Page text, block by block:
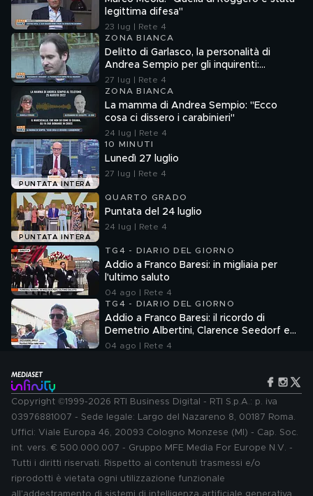
legittima difesa"
23 lug | Rete 4
ZONA BIANCA
Delitto di Garlasco, la personalità di
Andrea Sempio per gli inquirenti:
"Ossessionato e bugiardo"
27 lug | Rete 4
ZONA BIANCA
La mamma di Andrea Sempio: "Ecco
cosa ci dissero i carabinieri"
24 lug | Rete 4
PUNTATA INTERA
10 MINUTI
Lunedì 27 luglio
27 lug | Rete 4
PUNTATA INTERA
QUARTO GRADO
Puntata del 24 luglio
24 lug | Rete 4
TG4 - DIARIO DEL GIORNO
Addio a Franco Baresi: in migliaia per
l'ultimo saluto
04 ago | Rete 4
TG4 - DIARIO DEL GIORNO
Addio a Franco Baresi: il ricordo di
Demetrio Albertini, Clarence Seedorf e
Giovanni Galli
04 ago | Rete 4
Copyright ©1999-2026 RTI Business Digital - RTI S.p.A.: p. iva
03976881007 - Sede legale: Largo del Nazareno 8, 00187 Roma.
Uffici: Viale Europa 46, 20093 Cologno Monzese (MI) - Cap. Soc.
int. vers. € 500.000.007 - Gruppo MFE Media For Europe N.V. -
Tutti i diritti riservati. Rispetto ai contenuti trasmessi e/o
riprodotti è vietata ogni utilizzazione funzionale